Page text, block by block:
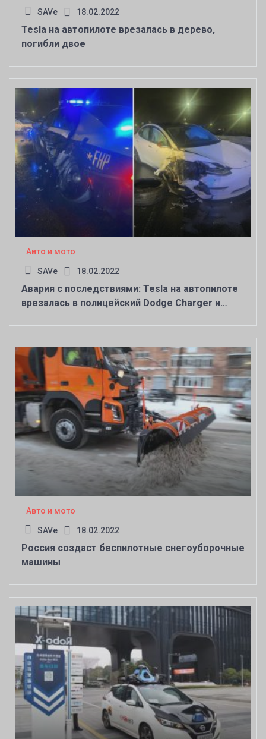
SAVe 18.02.2022
Tesla на автопилоте врезалась в дерево,
погибли двое
Авто и мото
SAVe 18.02.2022
Авария с последствиями: Tesla на автопилоте
врезалась в полицейский Dodge Charger и
Авто и мото
SAVe 18.02.2022
Россия создаст беспилотные снегоуборочные
машины